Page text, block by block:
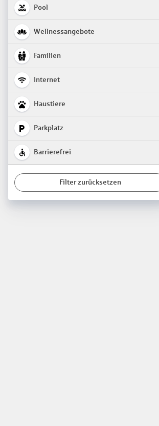
Pool
Wellnessangebote
Familien
Internet
Haustiere
Parkplatz
Barrierefrei
Filter zurücksetzen